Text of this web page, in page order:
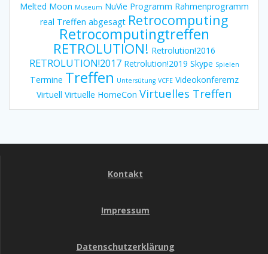
Melted Moon Museum NuVie Programm Rahmenprogramm
real Treffen abgesagt Retrocomputing
Retrocomputingtreffen
RETROLUTION! Retrolution!2016
RETROLUTION!2017 Retrolution!2019 Skype Spielen
Termine Treffen Untersütung VCFE Videokonferemz
Virtuell Virtuelle HomeCon Virtuelles Treffen
Kontakt
Impressum
Datenschutzerklärung